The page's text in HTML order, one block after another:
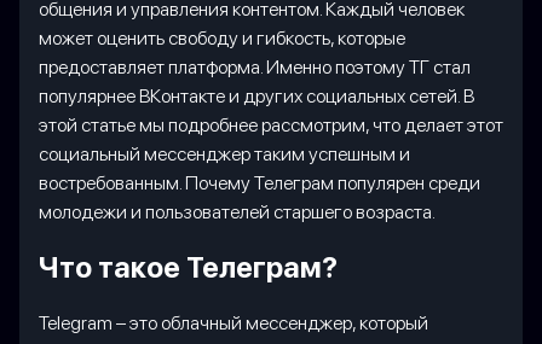
общения и управления контентом. Каждый человек
может оценить свободу и гибкость, которые
предоставляет платформа. Именно поэтому ТГ стал
популярнее ВКонтакте и других социальных сетей. В
этой статье мы подробнее рассмотрим, что делает этот
социальный мессенджер таким успешным и
востребованным. Почему Телеграм популярен среди
молодежи и пользователей старшего возраста.
Что такое Телеграм?
Telegram – это облачный мессенджер, который